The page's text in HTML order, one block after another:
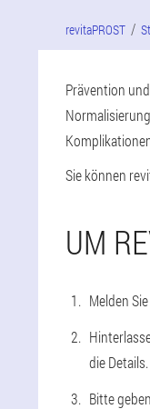
revitaPROST
Prävention
Sie können
UM
Melden
die
Bitte